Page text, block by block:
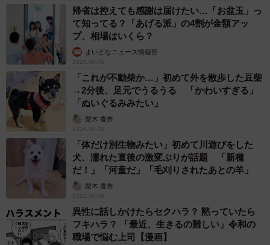
帰省は控えても感謝は届けたい…「お盆玉」っ
て知ってる？「あげる派」の4割が金額アッ
プ、相場はいくら？
まいどなニュース情報部
2026.08.09
「これが不動柴か…」初めて外を散歩した豆柴
→2分後、足元でうるうる 「かわいすぎる」
「ぬいぐるみみたい」
梨木 香奈
2026.08.09
「体だけ別生物みたい」初めて川遊びをした
犬、濡れた直後の激変ぶりが話題 「新種
だ！」「河童だ」「毛刈りされたあとの羊」
梨木 香奈
2026.08.09
異性に話しかけたらセクハラ？ 黙っていたら
フキハラ？ 「最近、生きるの難しい」令和の
職場で悩む上司【漫画】